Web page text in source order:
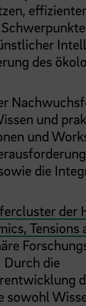
des
und
und
die
der
Tensions
die
sowohl